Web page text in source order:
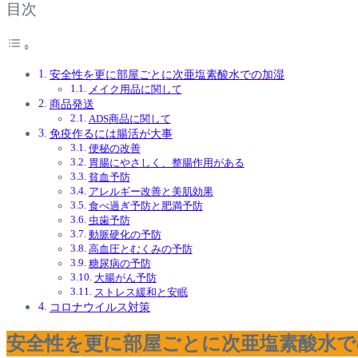
目次
安全性を更に部屋ごとに次亜塩素酸水での加湿
メイク用品に関して
商品発送
ADS商品に関して
免疫作るには腸活が大事
便秘の改善
胃腸にやさしく、整腸作用がある
貧血予防
アレルギー改善と美肌効果
食べ過ぎ予防と肥満予防
虫歯予防
動脈硬化の予防
高血圧とむくみの予防
糖尿病の予防
大腸がん予防
ストレス緩和と安眠
コロナウイルス対策
安全性を更に部屋ごとに次亜塩素酸水